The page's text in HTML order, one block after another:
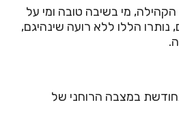
מי בשיבה טובה ומי על
נותרו הללו ללא רועה שינהיגם,
במצבה הרוחני של